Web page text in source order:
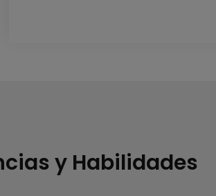
y Habilidades